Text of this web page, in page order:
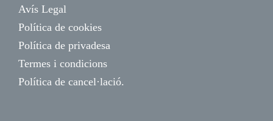
Avís Legal
Política de cookies
Política de privadesa
Termes i condicions
Política de cancel·lació.